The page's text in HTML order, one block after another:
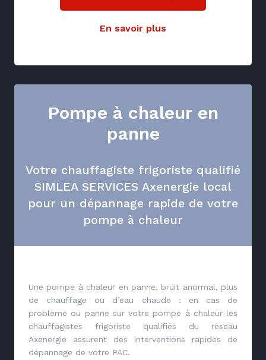
En savoir plus
Pompe à chaleur en
panne
Votre chauffagiste frigoriste qualifié
SIMLEA SERVICES Axenergie local
pour un dépannage rapide de votre
pompe à chaleur
Une pompe à chaleur en panne, bruit anormal, plus
de chauffage ou d’eau chaude : en cas de
problème ou panne sur votre pompe à chaleur les
chauffagistes frigoriste qualifiés du réseau
Axenergie assurent des interventions rapides de
dépannage de votre PAC.